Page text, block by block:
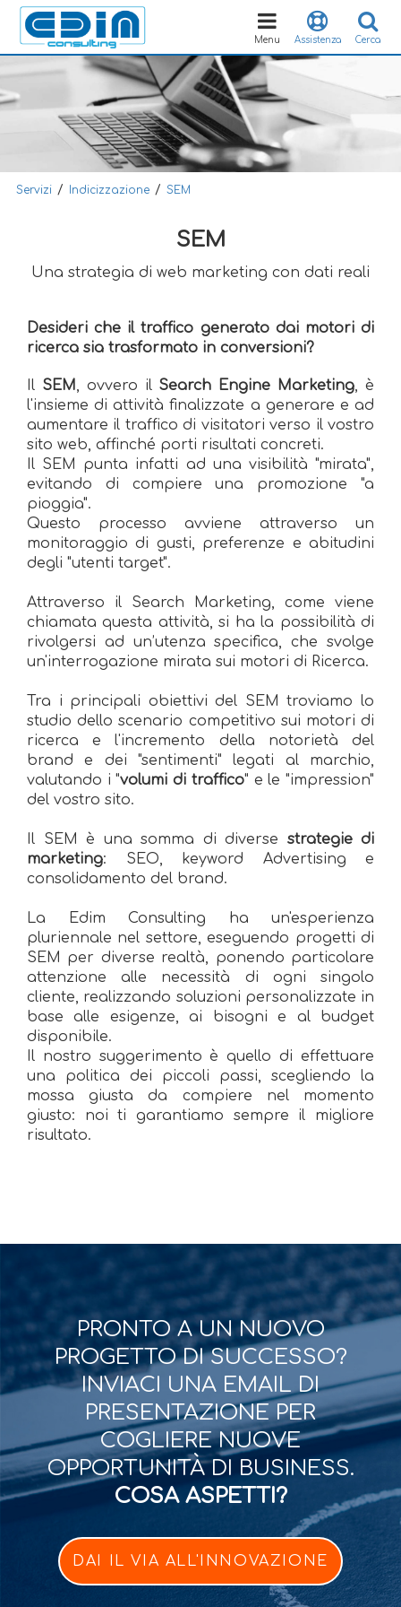
Cerca
Assistenza
Toggle
navigation
Menu
Servizi / Indicizzazione / SEM
SEM
Una strategia di web marketing con dati reali
Desideri che il traffico generato dai motori di
ricerca sia trasformato in conversioni?
Il SEM, ovvero ilSearch Engine Marketing, è
l'insieme di attività finalizzate a generare e ad
aumentare il traffico di visitatori verso il vostro
sito web, affinché porti risultati concreti.
Il SEM punta infatti ad una visibilità "mirata",
evitando di compiere una promozione "a
pioggia".
Questo processo avviene attraverso un
monitoraggio di gusti, preferenze e abitudini
degli "utenti target".
Attraverso il Search Marketing, come viene
chiamata questa attività, si ha la possibilità di
rivolgersi ad un’utenza specifica, che svolge
un'interrogazione mirata sui motori di Ricerca.
Tra i principali obiettivi del SEM troviamo lo
studio dello scenario competitivo sui motori di
ricerca e l'incremento della notorietà del
brand e dei "sentimenti" legati al marchio,
valutando i "volumi di traffico" e le "impression"
del vostro sito.
Il SEM è una somma di diverse strategie di
marketing: SEO, keyword Advertising e
consolidamento del brand.
La Edim Consulting ha un'esperienza
pluriennale nel settore, eseguendo progetti di
SEM per diverse realtà, ponendo particolare
attenzione alle necessità di ogni singolo
cliente, realizzando soluzioni personalizzate in
base alle esigenze, ai bisogni e al budget
disponibile.
Il nostro suggerimento è quello di effettuare
una politica dei piccoli passi, scegliendo la
mossa giusta da compiere nel momento
giusto: noi ti garantiamo sempre il migliore
risultato.
PRONTO A UN NUOVO
PROGETTO DI SUCCESSO?
INVIACI UNA EMAIL DI
PRESENTAZIONE PER
COGLIERE NUOVE
OPPORTUNITÀ DI BUSINESS.
COSA ASPETTI?
DAI IL VIA ALL'INNOVAZIONE